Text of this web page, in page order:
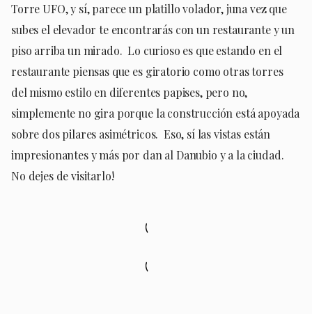
Torre UFO, y sí, parece un platillo volador, juna vez que
subes el elevador te encontrarás con un restaurante y un
piso arriba un mirado. Lo curioso es que estando en el
restaurante piensas que es giratorio como otras torres
del mismo estilo en diferentes papises, pero no,
simplemente no gira porque la construcción está apoyada
sobre dos pilares asimétricos. Eso, sí las vistas están
impresionantes y más por dan al Danubio y a la ciudad.
No dejes de visitarlo!